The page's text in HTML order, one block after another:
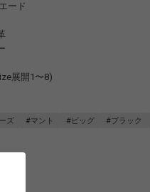
ード
展開1〜8)
ズ #マント #ビッグ #ブラック